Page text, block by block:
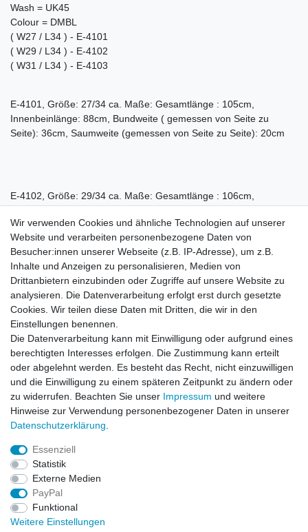
Wash = UK45
Colour = DMBL
( W27 / L34 ) - E-4101
( W29 / L34 ) - E-4102
( W31 / L34 ) - E-4103
E-4101, Größe: 27/34 ca. Maße: Gesamtlänge : 105cm,
Innenbeinlänge: 88cm, Bundweite ( gemessen von Seite zu
Seite): 36cm, Saumweite (gemessen von Seite zu Seite): 20cm
E-4102, Größe: 29/34 ca. Maße: Gesamtlänge : 106cm,
Seite): 38cm, Saumweite (gemessen von Seite zu Seite): 20cm
E-4103 Größe: 31/34 ca. Maße: Gesamtlänge : 106cm,
Innenbeinlänge: 88cm, Bundweite ( gemessen von Seite zu
Seite): 42cm, Saumweite (gemessen von Seite zu Seite): 20cm
Versandinformationen
Impressum
Wir verwenden Cookies und ähnliche Technologien auf unserer
Website und verarbeiten personenbezogene Daten von
Besucher:innen unserer Webseite (z.B. IP-Adresse), um z.B.
Inhalte und Anzeigen zu personalisieren, Medien von
Drittanbietern einzubinden oder Zugriffe auf unsere Website zu
analysieren. Die Datenverarbeitung erfolgt erst durch gesetzte
Cookies. Wir teilen diese Daten mit Dritten, die wir in den
Einstellungen benennen.
Die Datenverarbeitung kann mit Einwilligung oder aufgrund eines
berechtigten Interesses erfolgen. Die Zustimmung kann erteilt
oder abgelehnt werden. Es besteht das Recht, nicht einzuwilligen
und die Einwilligung zu einem späteren Zeitpunkt zu ändern oder
zu widerrufen. Beachten Sie unser Impressum und weitere
Hinweise zur Verwendung personenbezogener Daten in unserer
Daten­schutz­erklärung
Essenziell
Statistik
Externe Medien
PayPal
Funktional
Weitere Einstellungen